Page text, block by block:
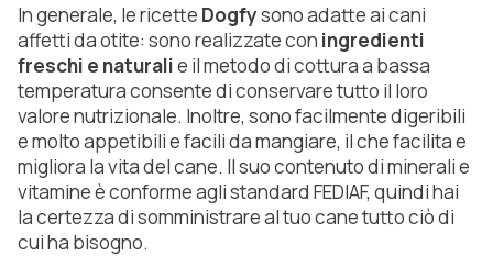
In generale, le ricette Dogfysono adatte ai cani
affetti da otite: sono realizzate con ingredienti
freschi e naturalie il metodo di cottura a bassa
temperatura consente di conservare tutto il loro
valore nutrizionale. Inoltre, sono facilmente digeribili
e molto appetibili e facili da mangiare, il che facilita e
migliora la vita del cane. Il suo contenuto di minerali e
vitamine è conforme agli standard FEDIAF, quindi hai
la certezza di somministrare al tuo cane tutto ciò di
cui ha bisogno.